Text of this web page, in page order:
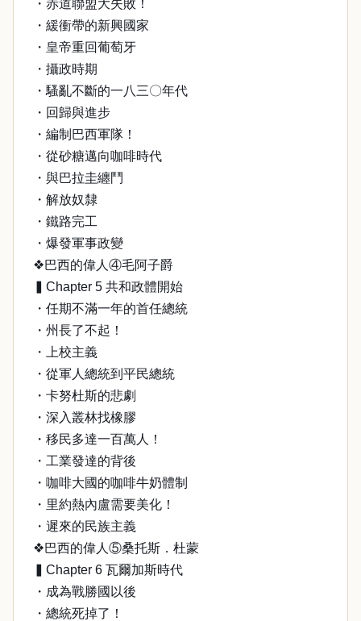
・赤道聯盟大失敗！
・緩衝帶的新興國家
・皇帝重回葡萄牙
・攝政時期
・騷亂不斷的一八三〇年代
・回歸與進步
・編制巴西軍隊！
・從砂糖邁向咖啡時代
・與巴拉圭纏鬥
・解放奴隸
・鐵路完工
・爆發軍事政變
❖巴西的偉人④毛阿子爵
▍Chapter 5 共和政體開始
・任期不滿一年的首任總統
・州長了不起！
・上校主義
・從軍人總統到平民總統
・卡努杜斯的悲劇
・深入叢林找橡膠
・移民多達一百萬人！
・工業發達的背後
・咖啡大國的咖啡牛奶體制
・里約熱內盧需要美化！
・遲來的民族主義
❖巴西的偉人⑤桑托斯．杜蒙
▍Chapter 6 瓦爾加斯時代
・成為戰勝國以後
・總統死掉了！